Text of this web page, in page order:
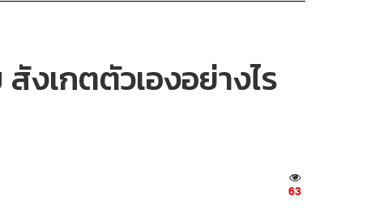
งเกตตัวเองอย่างไร
63